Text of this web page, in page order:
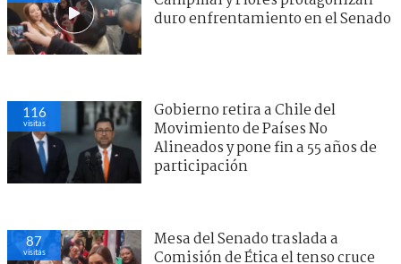
duro enfrentamiento en el Senado
116
visitas
Gobierno retira a Chile del
Movimiento de Países No
Alineados y pone fin a 55 años de
participación
87
visitas
Mesa del Senado traslada a
Comisión de Ética el tenso cruce